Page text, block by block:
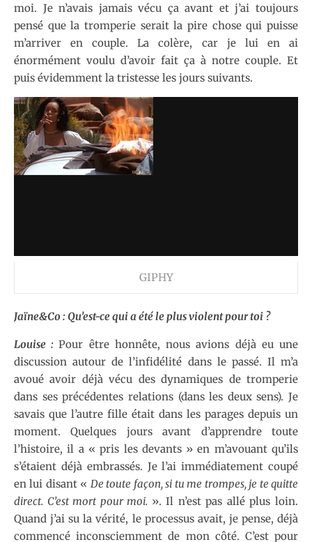
moi. Je n’avais jamais vécu ça avant et j’ai toujours
pensé que la tromperie serait la pire chose qui puisse
m’arriver en couple. La colère, car je lui en ai
énormément voulu d’avoir fait ça à notre couple. Et
puis évidemment la tristesse les jours suivants.
GIPHY
Jaïne&Co : Qu’est-ce qui a été le plus violent pour toi ?
Louise :Pour être honnête, nous avions déjà eu une
discussion autour de l’infidélité dans le passé. Il m’a
avoué avoir déjà vécu des dynamiques de tromperie
dans ses précédentes relations (dans les deux sens). Je
savais que l’autre fille était dans les parages depuis un
moment. Quelques jours avant d’apprendre toute
l’histoire, il a « pris les devants » en m’avouant qu’ils
s’étaient déjà embrassés. Je l’ai immédiatement coupé
en lui disant « De toute façon, si tu me trompes, je te quitte
direct. C’est mort pour moi. ». Il n’est pas allé plus loin.
Quand j’ai su la vérité, le processus avait, je pense, déjà
commencé inconsciemment de mon côté. C’est pour